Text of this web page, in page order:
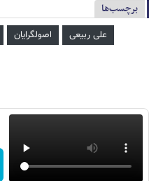
برچسب‌ها
علی ربیعی اصولگرایان